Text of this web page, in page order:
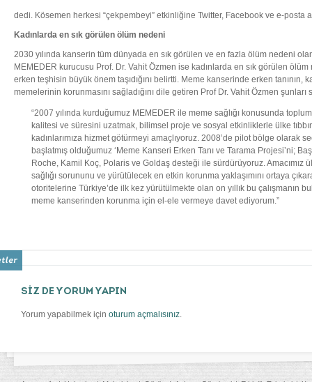
dedi. Kösemen herkesi “çekpembeyi” etkinliğine Twitter, Facebook ve e-posta
Kadınlarda en sık görülen ölüm nedeni
2030 yılında kanserin tüm dünyada en sık görülen ve en fazla ölüm nedeni
MEMEDER kurucusu Prof. Dr. Vahit Özmen ise kadınlarda en sık görülen
erken teşhisin büyük önem taşıdığını belirtti. Meme kanserinde erken tanının,
memelerinin korunmasını sağladığını dile getiren Prof Dr. Vahit Özmen şunları
“2007 yılında kurduğumuz MEMEDER ile meme sağlığı konusunda
kalitesi ve süresini uzatmak, bilimsel proje ve sosyal etkinliklerle ülke
kadınlarımıza hizmet götürmeyi amaçlıyoruz. 2008’de pilot bölge olarak
başlatmış olduğumuz ‘Meme Kanseri Erken Tanı ve Tarama Projesi’ni;
Roche, Kamil Koç, Polaris ve Goldaş desteği ile sürdürüyoruz. Amacımız
sağlığı sorununu ve yürütülecek en etkin korunma yaklaşımını ortaya
otoritelerine Türkiye’de ilk kez yürütülmekte olan on yıllık bu çalışmanın
meme kanserinden korunma için el-ele vermeye davet ediyorum.”
SİZ DE YORUM YAPIN
Yorum yapabilmek için oturum açmalısınız.